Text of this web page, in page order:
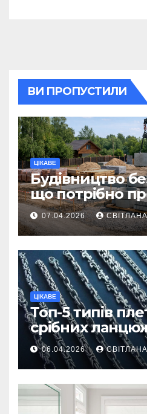
ВИ ПРОПУСТИЛИ
ЦІКАВЕ
Будівництво
що потрібно
першої
ділянку
07.04.2026
ЦІКАВЕ
Топ-5 типів
срібних
вважаються
06.04.2026